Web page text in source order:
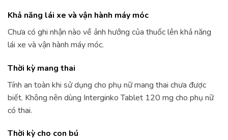
Khả năng lái xe và vận hành máy móc
Chưa có ghi nhận nào về ảnh hưởng của thuốc lên khả năng
lái xe và vận hành máy móc.
Thời kỳ mang thai
Tính an toàn khi sử dụng cho phụ nữ mang thai chưa được
biết. Không nên dùng Interginko Tablet 120 mg cho phụ nữ
có thai.
Thời kỳ cho con bú